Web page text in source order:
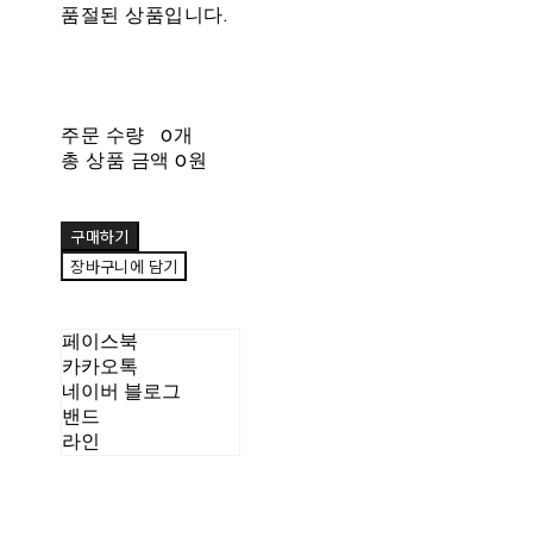
품절된 상품입니다.
주문 수량
0개
총 상품 금액 0원
구매하기
장바구니에 담기
페이스북
카카오톡
네이버 블로그
밴드
라인